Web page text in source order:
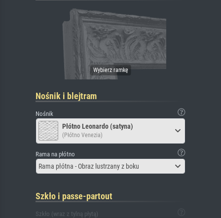
Nośnik i blejtram
Nośnik
Płótno Leonardo (satyna)
(Płótno Venezia)
Rama na płótno
Rama płótna - Obraz lustrzany z boku
Szkło i passe-partout
Szkło (wraz z tylną płytą)